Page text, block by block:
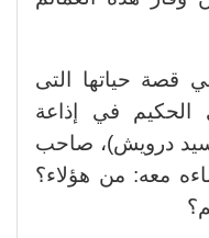
قصة حياتها التى
الحكيم في إذاعة
درويش)، صاحب
معه: من هؤلاء؟